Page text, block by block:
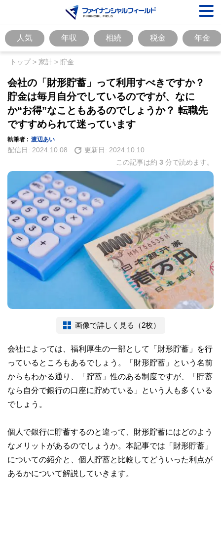
人気 年収 相続 税金 年金
トップ> 家計 > 貯金
会社の「財形貯蓄」って利用すべきですか？
貯金は毎月自分でしているのですが、なに
か“お得”なこともあるのでしょうか？ 転職先
ですすめられて迷っています
執筆者 : 渡辺あい
配信日: 2024.10.08 更新日: 2024.10.10
この記事は約 3 分で読めます。
画像で詳しく見る（2枚）
会社によっては、福利厚生の一部として「財形貯蓄」を行
っているところもあるでしょう。「財形貯蓄」という名前
からもわかる通り、「貯蓄」性のある制度ですが、「貯蓄
なら自分で銀行の口座に貯めている」という人も多くいる
でしょう。
個人で銀行に貯蓄するのと違って、財形貯蓄にはどのよう
なメリットがあるのでしょうか。本記事では「財形貯蓄」
についての紹介と、個人貯蓄と比較してどういった利点が
あるかについて解説していきます。